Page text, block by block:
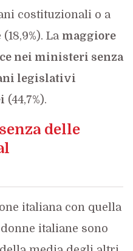
costituzionali o a
La maggiore
nei ministeri senza
legislativi
(44,7%).
delle
italiana con quella
italiane sono